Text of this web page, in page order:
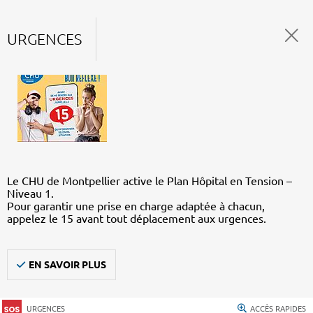
URGENCES
Le CHU de Montpellier active le Plan Hôpital en Tension –
Niveau 1.
Pour garantir une prise en charge adaptée à chacun,
appelez le 15 avant tout déplacement aux urgences.
EN SAVOIR PLUS
URGENCES ACCÈS RAPIDES